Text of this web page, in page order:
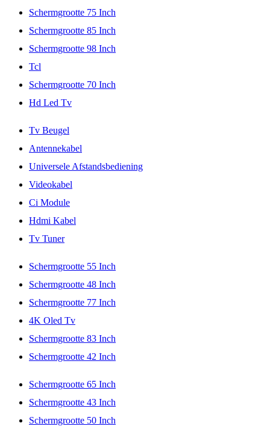
Schermgrootte 75 Inch
Schermgrootte 85 Inch
Schermgrootte 98 Inch
Tcl
Schermgrootte 70 Inch
Hd Led Tv
Tv Beugel
Antennekabel
Universele Afstandsbediening
Videokabel
Ci Module
Hdmi Kabel
Tv Tuner
Schermgrootte 55 Inch
Schermgrootte 48 Inch
Schermgrootte 77 Inch
4K Oled Tv
Schermgrootte 83 Inch
Schermgrootte 42 Inch
Schermgrootte 65 Inch
Schermgrootte 43 Inch
Schermgrootte 50 Inch